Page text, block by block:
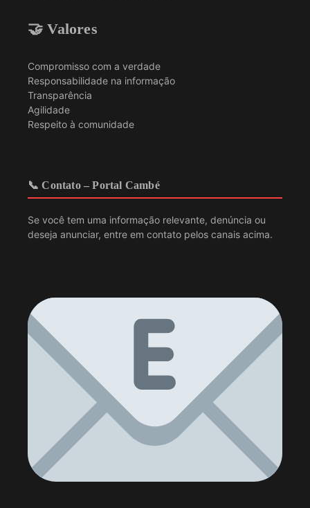
🤝 Valores
Compromisso com a verdade
Responsabilidade na informação
Transparência
Agilidade
Respeito à comunidade
📞 Contato – Portal Cambé
Se você tem uma informação relevante, denúncia ou
deseja anunciar, entre em contato pelos canais acima.